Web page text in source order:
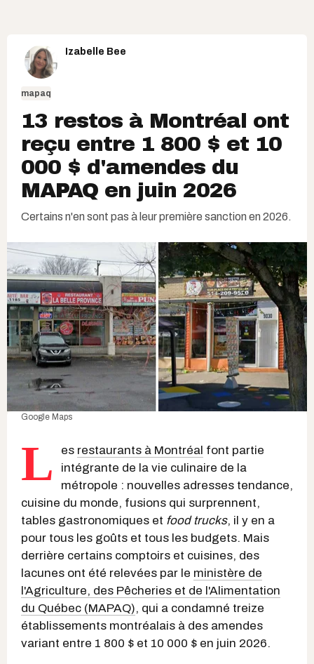
Izabelle Bee
mapaq
13 restos à Montréal ont
reçu entre 1 800 $ et 10
000 $ d'amendes du
MAPAQ en juin 2026
Certains n'en sont pas à leur première sanction en 2026.
Google Maps
L es restaurants à Montréal font partie
intégrante de la vie culinaire de la
métropole : nouvelles adresses tendance,
cuisine du monde, fusions qui surprennent,
tables gastronomiques et food trucks, il y en a
pour tous les goûts et tous les budgets. Mais
derrière certains comptoirs et cuisines, des
lacunes ont été relevées par le ministère de
l'Agriculture, des Pêcheries et de l'Alimentation
du Québec (MAPAQ), qui a condamné treize
établissements montréalais à des amendes
variant entre 1 800 $ et 10 000 $ en juin 2026.